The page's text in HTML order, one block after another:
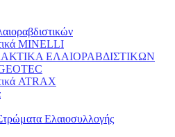
MINELLI
ΕΛΑΙΟΡΑΒΔΙΣΤΙΚΩΝ
ATRAX
Ελαιοσυλλογής